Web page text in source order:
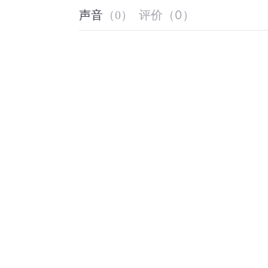
声音 （0） 评价 （0 ）